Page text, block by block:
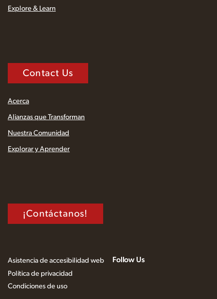
Explore & Learn
Contact Us
Acerca
Alianzas que Transforman
Nuestra Comunidad
Explorar y Aprender
¡Contáctanos!
Asistencia de accesibilidad web
Política de privacidad
Condiciones de uso
Follow Us